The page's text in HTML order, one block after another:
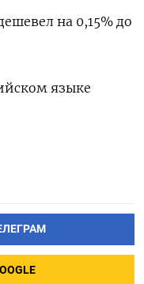
на 0,15% до
языке